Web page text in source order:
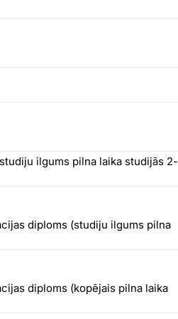
ilgums pilna laika studijās 2-
diploms (studiju ilgums pilna
diploms (kopējais pilna laika